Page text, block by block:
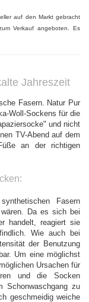
auf den Markt gebracht
Verkauf angeboten. Es
Jahreszeit
Fasern. Natur Pur
Woll-Sockens für die
und nicht
TV-Abend auf dem
an der richtigen
Fasern
Da es sich bei
handelt, reagiert sie
Wie auch bei
der Benutzung
Um eine möglichst
Ursachen für
und die Socken
Schonwaschgang zu
geschmeidig weiche